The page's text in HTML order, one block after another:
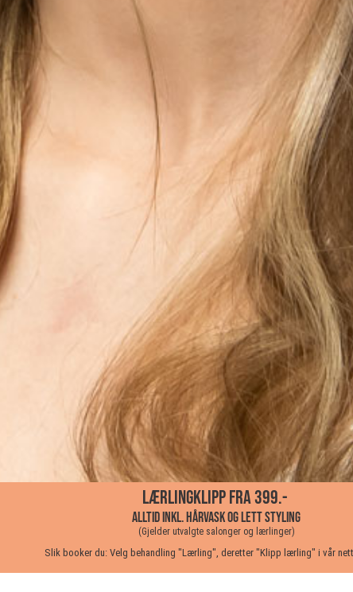
LÆRLINGKLIPP fra 399.-
ALLTID INKL. HÅRVASK OG LETT STYLING
(Gjelder utvalgte salonger og lærlinger)
Slik booker du: Velg behandling "Lærling", deretter "Klipp lærling" i vår